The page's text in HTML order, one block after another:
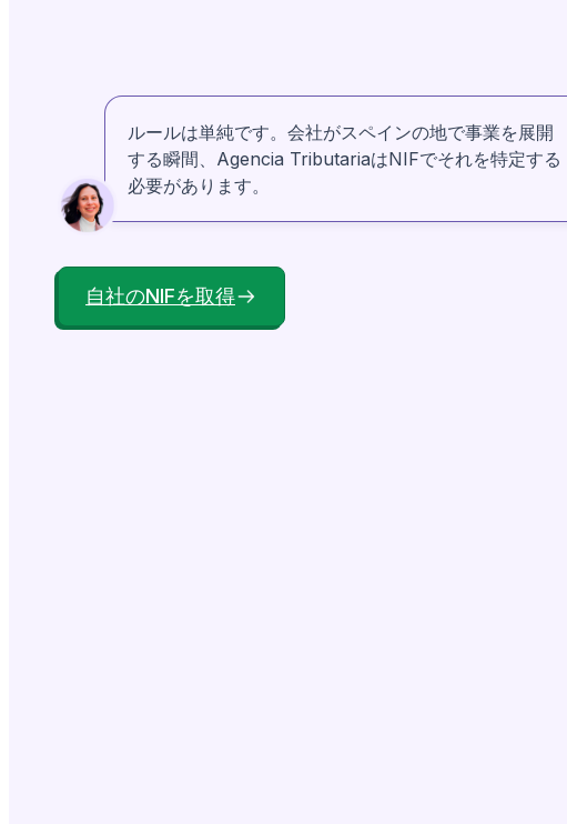
ルールは単純です。会社がスペインの地で事業を展開
する瞬間、Agencia TributariaはNIFでそれを特定する
必要があります。
自社のNIFを取得